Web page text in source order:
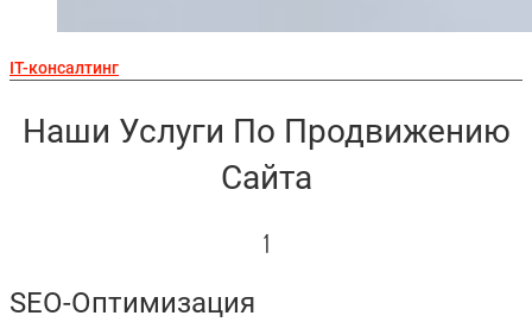
IT-консалтинг
Наши Услуги По Продвижению
Сайта
1
SEO-Оптимизация